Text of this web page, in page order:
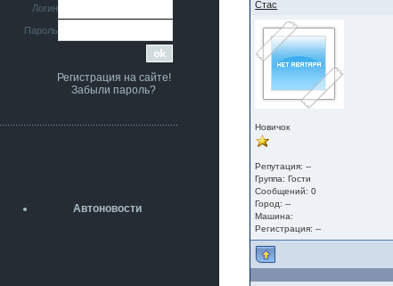
iMrCoffeeBLR4
11 июля 2026
[b]era124[/b],
Ага понял буду знать спасибо
era124
7 июля 2026
разболтовка 5х114.3 спокойно
А здесь уже кладбищенская тишина...
Логин
Пароль
Регистрация на сайте!
Забыли пароль?
Автоновости
Стас
Новичок
Репутация: --
Группа:Гости
Сообщений: 0
Город: --
Машина:
Регистрация: --